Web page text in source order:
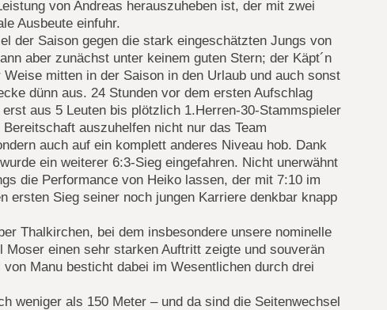
von Andreas herauszuheben ist, der mit zwei
Ausbeute einfuhr.
der Saison gegen die stark eingeschätzten Jungs von
aber zunächst unter keinem guten Stern; der Käpt´n
mitten in der Saison in den Urlaub und auch sonst
dünn aus. 24 Stunden vor dem ersten Aufschlag
aus 5 Leuten bis plötzlich 1.Herren-30-Stammspieler
auszuhelfen nicht nur das Team
auch auf ein komplett anderes Niveau hob. Dank
ein weiterer 6:3-Sieg eingefahren. Nicht unerwähnt
die Performance von Heiko lassen, der mit 7:10 im
ersten Sieg seiner noch jungen Karriere denkbar knapp
Thalkirchen, bei dem insbesondere unsere nominelle
Moser einen sehr starken Auftritt zeigte und souverän
von Manu besticht dabei im Wesentlichen durch drei
weniger als 150 Meter – und da sind die Seitenwechsel